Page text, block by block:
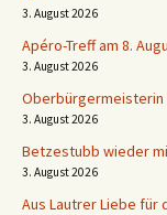
3. August 2026
Apéro-Treff am 8.
3. August 2026
Oberbürgermeisterin
3. August 2026
Betzestubb wieder
3. August 2026
Aus Lautrer Liebe für